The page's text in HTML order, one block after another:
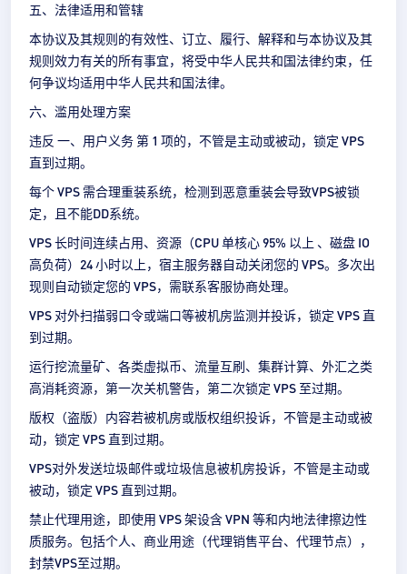
五、法律适用和管辖
本协议及其规则的有效性、订立、履行、解释和与本协议及其
规则效力有关的所有事宜，将受中华人民共和国法律约束，任
何争议均适用中华人民共和国法律。
六、滥用处理方案
违反 一、用户义务 第 1 项的，不管是主动或被动，锁定 VPS
直到过期。
每个 VPS 需合理重装系统，检测到恶意重装会导致VPS被锁
定，且不能DD系统。
VPS 长时间连续占用、资源（CPU 单核心 95% 以上 、磁盘 IO
高负荷）24 小时以上，宿主服务器自动关闭您的 VPS。多次出
现则自动锁定您的 VPS，需联系客服协商处理。
VPS 对外扫描弱口令或端口等被机房监测并投诉，锁定 VPS 直
到过期。
运行挖流量矿、各类虚拟币、流量互刷、集群计算、外汇之类
高消耗资源，第一次关机警告，第二次锁定 VPS 至过期。
版权（盗版）内容若被机房或版权组织投诉，不管是主动或被
动，锁定 VPS 直到过期。
VPS对外发送垃圾邮件或垃圾信息被机房投诉，不管是主动或
被动，锁定 VPS 直到过期。
禁止代理用途，即使用 VPS 架设含 VPN 等和内地法律擦边性
质服务。包括个人、商业用途（代理销售平台、代理节点），
封禁VPS至过期。